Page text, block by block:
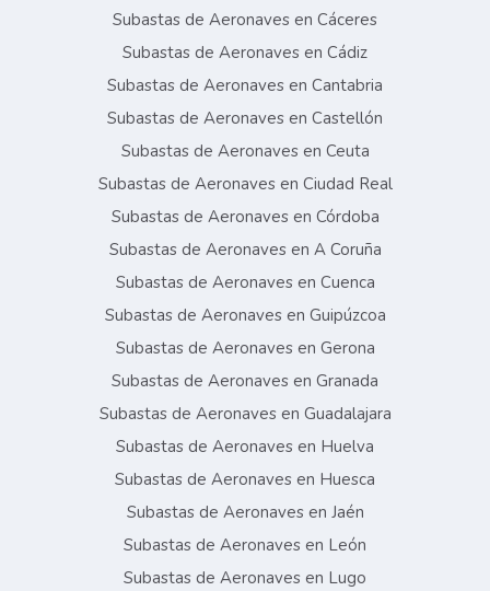
Subastas de Aeronaves en Cáceres
Subastas de Aeronaves en Cádiz
Subastas de Aeronaves en Cantabria
Subastas de Aeronaves en Castellón
Subastas de Aeronaves en Ceuta
Subastas de Aeronaves en Ciudad Real
Subastas de Aeronaves en Córdoba
Subastas de Aeronaves en A Coruña
Subastas de Aeronaves en Cuenca
Subastas de Aeronaves en Guipúzcoa
Subastas de Aeronaves en Gerona
Subastas de Aeronaves en Granada
Subastas de Aeronaves en Guadalajara
Subastas de Aeronaves en Huelva
Subastas de Aeronaves en Huesca
Subastas de Aeronaves en Jaén
Subastas de Aeronaves en León
Subastas de Aeronaves en Lugo